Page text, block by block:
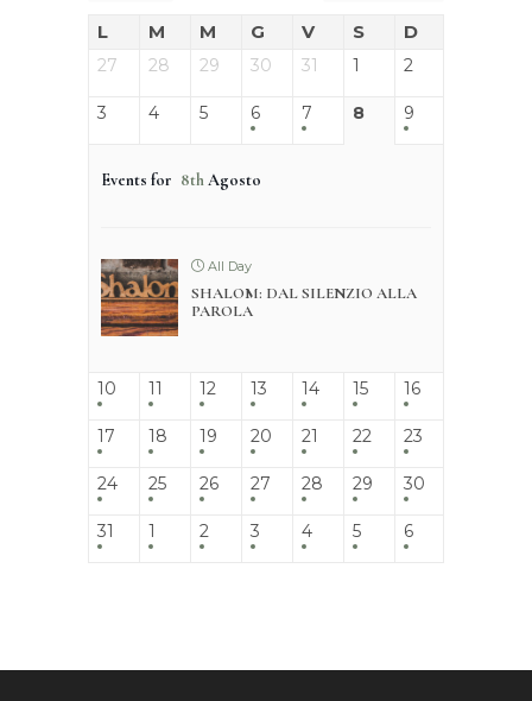
L M M G V S D
27 28 29 30 31 1 2
3 4 5 6 7 8 9
Events for 8thAgosto
All Day
SHALOM: DAL SILENZIO ALLA
PAROLA
10 11 12 13 14 15 16
17 18 19 20 21 22 23
24 25 26 27 28 29 30
31 1 2 3 4 5 6